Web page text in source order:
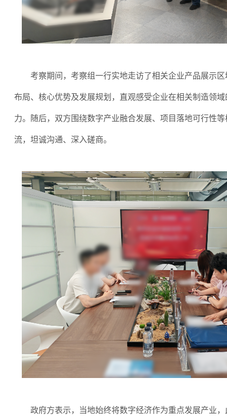
考察期间，考察组一行实地走访了相关企业产品展示区
布局、核心优势及发展规划，直观感受企业在相关制造领
力。随后，双方围绕数字产业融合发展、项目落地可行性
流，坦诚沟通、深入磋商。
政府方表示，当地始终将数字经济作为重点发展产业，